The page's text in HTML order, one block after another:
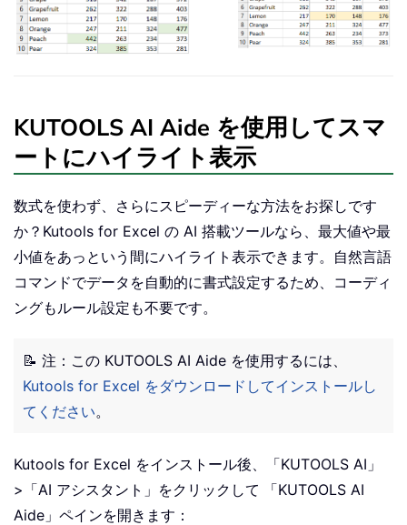
KUTOOLS AI Aide を使用してスマ
ートにハイライト表示
数式を使わず、さらにスピーディーな方法をお探しです
か？Kutools for Excel の AI 搭載ツールなら、最大値や最
小値をあっという間にハイライト表示できます。自然言語
コマンドでデータを自動的に書式設定するため、コーディ
ングもルール設定も不要です。
📝 注：この KUTOOLS AI Aide を使用するには、
Kutools for Excel をダウンロードしてインストールし
てください。
Kutools for Excel をインストール後、「KUTOOLS AI」
>「AI アシスタント」をクリックして
「KUTOOLS AI
Aide」ペインを開きます：